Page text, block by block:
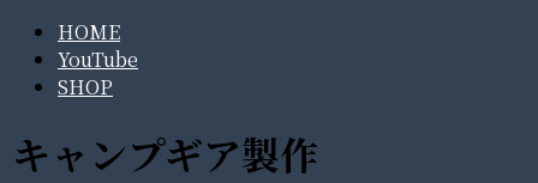
HOME
YouTube
SHOP
キャンプギア製作